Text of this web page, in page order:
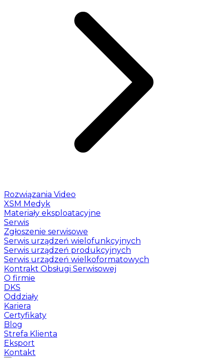
Rozwiązania Video
XSM Medyk
Materiały eksploatacyjne
Serwis
Zgłoszenie serwisowe
Serwis urządzeń wielofunkcyjnych
Serwis urządzeń produkcyjnych
Serwis urządzeń wielkoformatowych
Kontrakt Obsługi Serwisowej
O firmie
DKS
Oddziały
Kariera
Certyfikaty
Blog
Strefa Klienta
Eksport
Kontakt